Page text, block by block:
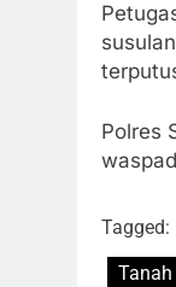
Polres
Tagged:
Tanah